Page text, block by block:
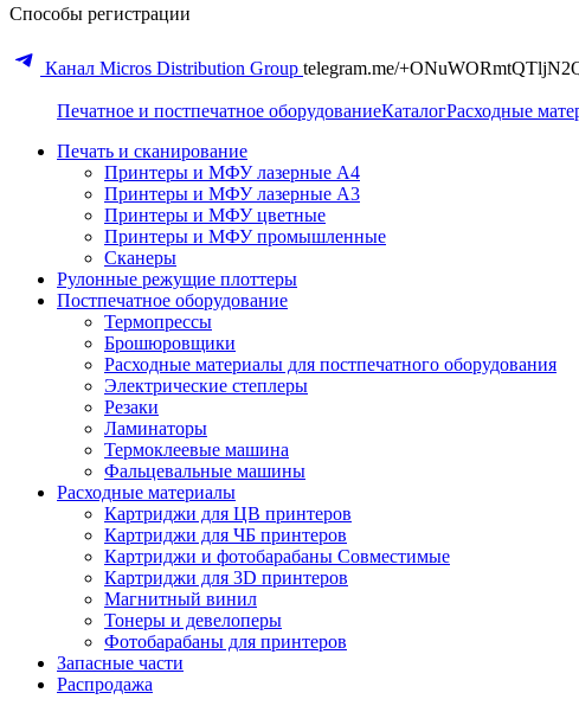
Способы регистрации
Канал Micros Distribution Group telegram.me/
Печатное и постпечатное оборудованиеКаталогРасходные
Печать и сканирование
Принтеры и МФУ лазерные А4
Принтеры и МФУ лазерные А3
Принтеры и МФУ цветные
Принтеры и МФУ промышленные
Сканеры
Рулонные режущие плоттеры
Постпечатное оборудование
Термопрессы
Брошюровщики
Расходные материалы для постпечатного оборудования
Электрические степлеры
Резаки
Ламинаторы
Термоклеевые машина
Фальцевальные машины
Расходные материалы
Картриджи для ЦВ принтеров
Картриджи для ЧБ принтеров
Картриджи и фотобарабаны Совместимые
Картриджи для 3D принтеров
Магнитный винил
Тонеры и девелоперы
Фотобарабаны для принтеров
Запасные части
Распродажа